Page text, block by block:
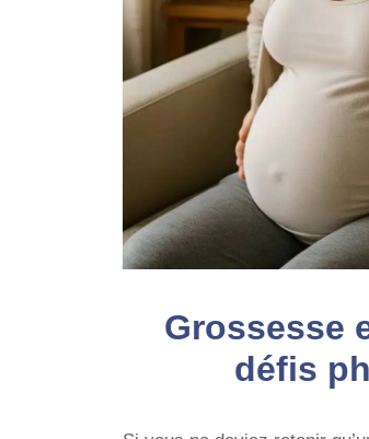
Grossesse
défis